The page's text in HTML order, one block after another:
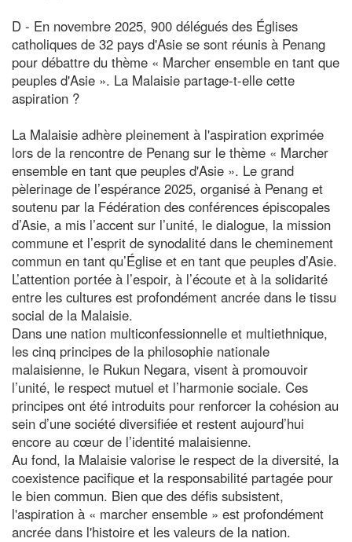
D - En novembre 2025, 900 délégués des Églises
catholiques de 32 pays d'Asie se sont réunis à Penang
pour débattre du thème « Marcher ensemble en tant que
peuples d'Asie ». La Malaisie partage-t-elle cette
aspiration ?
La Malaisie adhère pleinement à l'aspiration exprimée
lors de la rencontre de Penang sur le thème « Marcher
ensemble en tant que peuples d'Asie ». Le grand
pèlerinage de l’espérance 2025, organisé à Penang et
soutenu par la Fédération des conférences épiscopales
d’Asie, a mis l’accent sur l’unité, le dialogue, la mission
commune et l’esprit de synodalité dans le cheminement
commun en tant qu’Église et en tant que peuples d’Asie.
L’attention portée à l’espoir, à l’écoute et à la solidarité
entre les cultures est profondément ancrée dans le tissu
social de la Malaisie.
Dans une nation multiconfessionnelle et multiethnique,
les cinq principes de la philosophie nationale
malaisienne, le Rukun Negara, visent à promouvoir
l’unité, le respect mutuel et l’harmonie sociale. Ces
principes ont été introduits pour renforcer la cohésion au
sein d’une société diversifiée et restent aujourd’hui
encore au cœur de l’identité malaisienne.
Au fond, la Malaisie valorise le respect de la diversité, la
coexistence pacifique et la responsabilité partagée pour
le bien commun. Bien que des défis subsistent,
l'aspiration à « marcher ensemble » est profondément
ancrée dans l'histoire et les valeurs de la nation.